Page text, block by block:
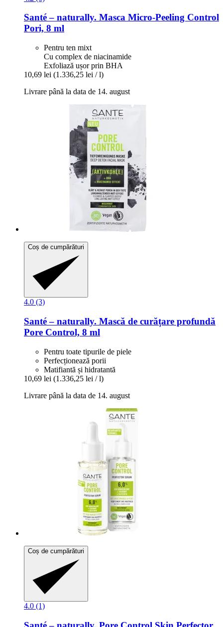
Santé – naturally. Masca Micro-​Peeling Control
Pori, 8 ml
Pentru ten mixt
Cu complex de niacinamide
Exfoliază ușor prin BHA
10,69 lei (1.336,25 lei / l)
Livrare până la data de 14. august
Coș de cumpărături
4.0 (3)
Santé – naturally. Mască de curățare profundă
Pore Control, 8 ml
Pentru toate tipurile de piele
Perfecționează porii
Matifiantă și hidratantă
10,69 lei (1.336,25 lei / l)
Livrare până la data de 14. august
Coș de cumpărături
4.0 (1)